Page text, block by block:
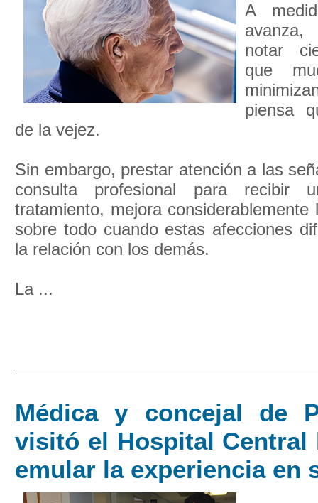
A
notar
que
piensa
de la vejez.
Sin embargo, prestar atención a las
consulta profesional para recibir
tratamiento, mejora considerablemente
sobre todo cuando estas afecciones
la relación con los demás.
La ...
Médica y concejal de
visitó el Hospital Central
emular la experiencia en